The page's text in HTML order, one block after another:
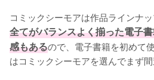
コミックシーモアは作品ラインナ
全てがバランスよく揃った電子
感もあるので、電子書籍を初めて
はコミックシーモアを選んでまず間